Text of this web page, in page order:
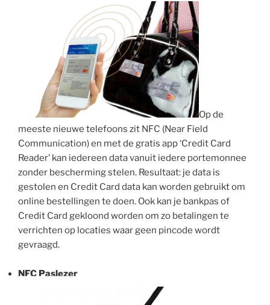
Op de
meeste nieuwe telefoons zit NFC (Near Field
Communication) en met de gratis app ‘Credit Card
Reader’ kan iedereen data vanuit iedere portemonnee
zonder bescherming stelen. Resultaat: je data is
gestolen en Credit Card data kan worden gebruikt om
online bestellingen te doen. Ook kan je bankpas of
Credit Card gekloond worden om zo betalingen te
verrichten op locaties waar geen pincode wordt
gevraagd.
NFC Paslezer